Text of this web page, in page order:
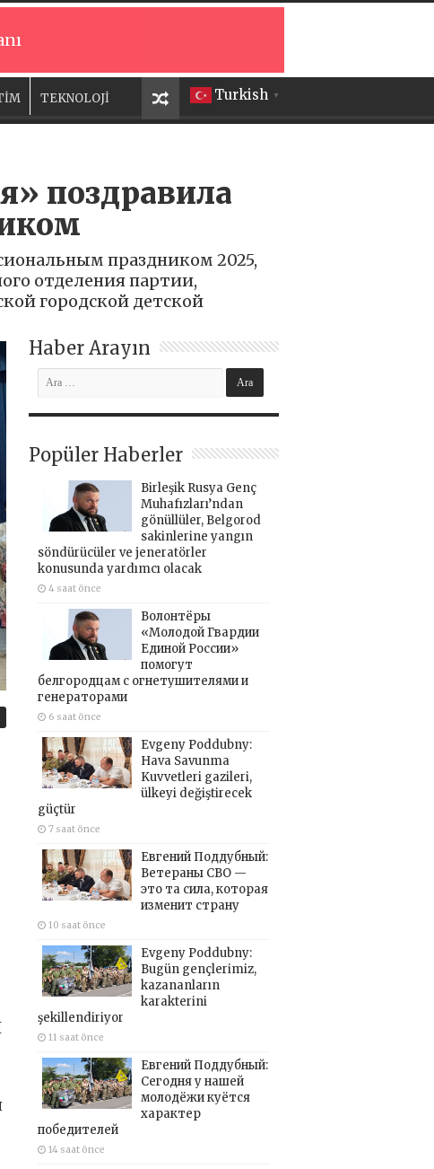
Turkish ▼
TEKNOLOJİ
поздравила
праздником 2025,
отделения партии,
городской детской
Haber Arayın
Popüler Haberler
Birleşik Rusya Genç
Muhafızları’ndan
gönüllüler, Belgorod
sakinlerine yangın
söndürücüler ve jeneratörler
konusunda yardımcı olacak
4 saat önce
Волонтёры
«Молодой Гвардии
Единой России»
помогут
белгородцам с огнетушителями и
генераторами
6 saat önce
Evgeny Poddubny:
Hava Savunma
Kuvvetleri gazileri,
ülkeyi değiştirecek
güçtür
7 saat önce
Евгений Поддубный:
Ветераны СВО —
это та сила, которая
изменит страну
10 saat önce
Evgeny Poddubny:
Bugün gençlerimiz,
kazananların
karakterini
şekillendiriyor
11 saat önce
Евгений Поддубный:
Сегодня у нашей
молодёжи куётся
характер
победителей
14 saat önce